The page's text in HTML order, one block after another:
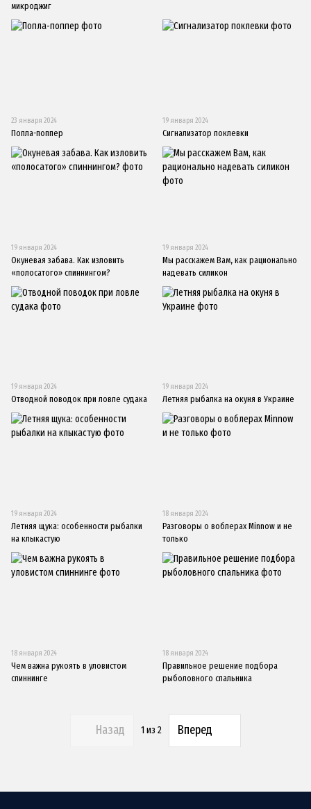
микроджиг
23 января 2024
Попла-поппер
19 января 2024
Сигнализатор поклевки
19 января 2024
Окуневая забава. Как изловить
«полосатого» спиннингом?
19 января 2024
Мы расскажем Вам, как рационально
надевать силикон
19 января 2024
Отводной поводок при ловле судака
19 января 2024
Летняя рыбалка на окуня в Украине
19 января 2024
Летняя щука: особенности рыбалки
на клыкастую
18 января 2024
Разговоры о воблерах Minnow и не
только
18 января 2024
Чем важна рукоять в уловистом
спиннинге
18 января 2024
Правильное решение подбора
рыболовного спальника
Назад 1 из 2 Вперед